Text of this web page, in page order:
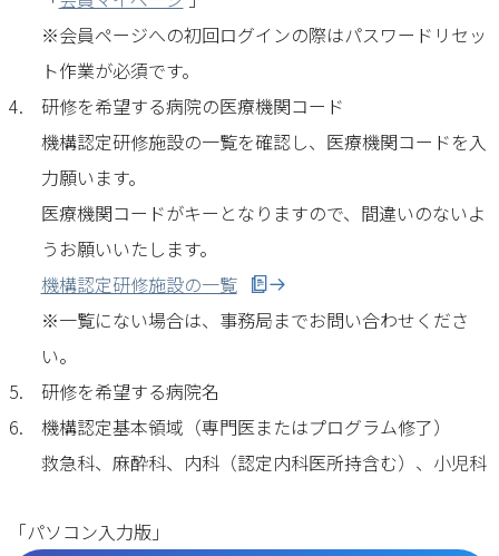
※会員ページへの初回ログインの際はパスワードリセッ
ト作業が必須です。
4. 研修を希望する病院の医療機関コード
機構認定研修施設の一覧を確認し、医療機関コードを入
力願います。
医療機関コードがキーとなりますので、間違いのないよ
うお願いいたします。
機構認定研修施設の一覧
※一覧にない場合は、事務局までお問い合わせくださ
い。
5. 研修を希望する病院名
6. 機構認定基本領域（専門医またはプログラム修了）
救急科、麻酔科、内科（認定内科医所持含む）、小児科
「パソコン入力版」